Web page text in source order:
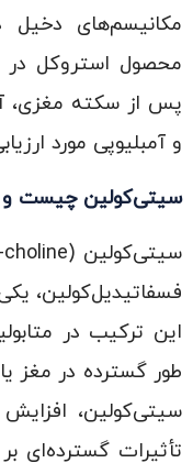
مکانیسم‌های دخیل
محصول استروکل در
و آمبلیوپی مورد
سیتی‌کولین چیست و
فسفاتیدیل‌کولین،
این ترکیب در
طور گسترده در مغز
سیتی‌کولین،
تأثیرات گسترده‌ای